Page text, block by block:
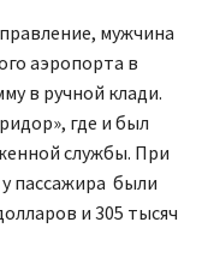
мужчина
аэропорта в
в ручной клади.
где и был
службы. При
пассажира были
и 305 тысяч